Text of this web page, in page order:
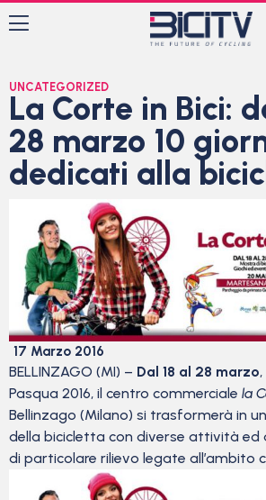
UNCATEGORIZED
La Corte in Bici:
28 marzo 10
dedicati alla
17 Marzo 2016
BELLINZAGO (MI) – Dal 18 al 28 marzo
Pasqua 2016, il centro commerciale la
Bellinzago (Milano) si trasformerà in
della bicicletta con diverse attività
di particolare rilievo legate all’ambito